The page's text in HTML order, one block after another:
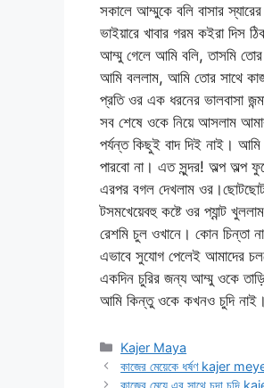
সকালে আম্মুকে বলি বাসার
ভাইয়ারে খাবার গরম কইরা দিস
আম্মু গেলে আমি বলি, তাসমি
আমি বললাম, আমি তোর সাথে
প্রতি ওর এক ধরনের ভালবাসা
সব শেষে ওকে নিয়ে আসলাম
পর্যন্ত কিছুই বাদ দিই নাই।
পারবো না। এত সুন্দর! অল্প অল্প
এরপর বগল দেখলাম
টসমখেয়েবহু কষ্টে ওর প্যান্ট
রেশমি চুল ওখানে। কোন চিন্তা
এভাবে সুযোগ পেলেই আমাদের
একদিন চুরির জন্য আম্মু ওকে
আমি কিন্তু ওকে কখনও চুদি
Categories
Kajer Maya
কাজের মেয়েকে ধর্ষণ kajer
কাজের মেয়ে এর সাথে চুদা